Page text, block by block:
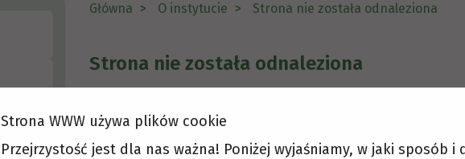
Główna O instytucie Strona nie została odnaleziona
Strona nie została odnaleziona
Skorzystaj z menu, aby wybrać inną stronę.
Strona WWW używa plików cookie
Przejrzystość jest dla nas ważna! Poniżej wyjaśniamy, w jaki sposób i